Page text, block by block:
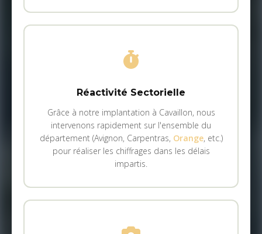
Réactivité Sectorielle
Grâce à notre implantation à Cavaillon, nous
intervenons rapidement sur l'ensemble du
département (Avignon, Carpentras, Orange, etc.)
pour réaliser les chiffrages dans les délais
impartis.